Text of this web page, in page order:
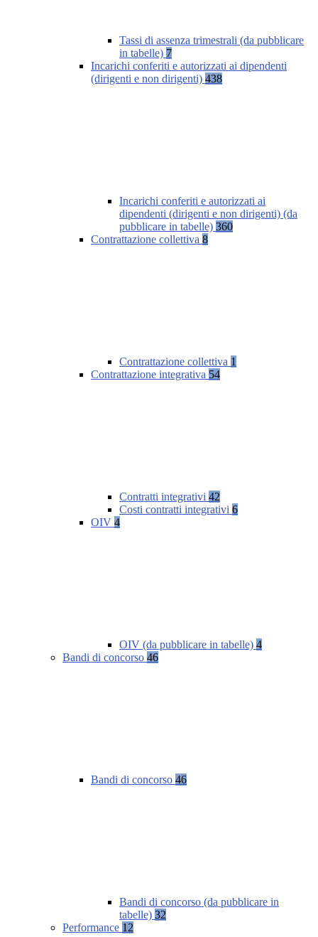
Tassi di assenza trimestrali (da pubblicare
in tabelle) 7
Incarichi conferiti e autorizzati ai dipendenti
(dirigenti e non dirigenti) 438
Incarichi conferiti e autorizzati ai
dipendenti (dirigenti e non dirigenti) (da
pubblicare in tabelle) 360
Contrattazione collettiva 8
Contrattazione collettiva 1
Contrattazione integrativa 54
Contratti integrativi 42
Costi contratti integrativi 6
OIV 4
OIV (da pubblicare in tabelle) 4
Bandi di concorso 46
Bandi di concorso 46
Bandi di concorso (da pubblicare in
tabelle) 32
Performance 12